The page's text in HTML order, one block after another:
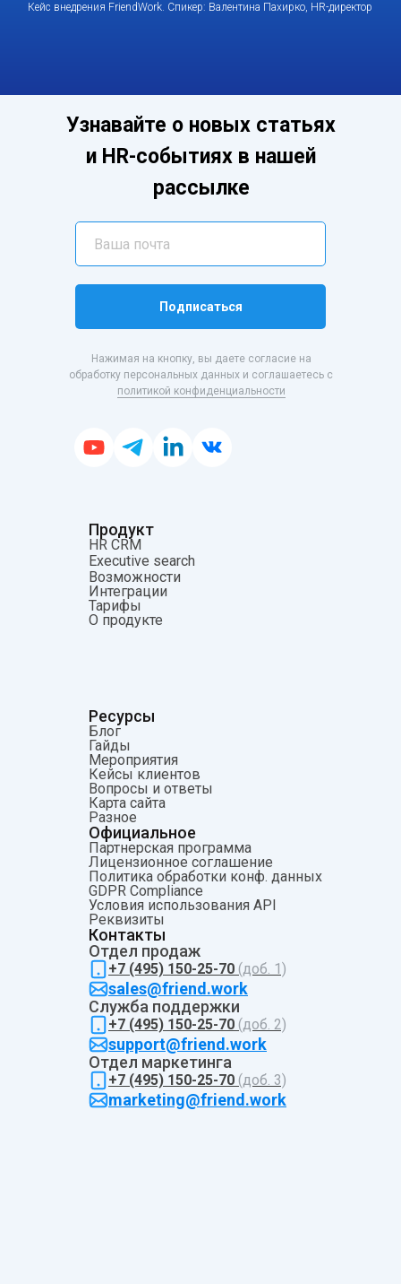
Кейс внедрения FriendWork. Спикер: Валентина Пахирко, HR-директор
Подписаться
Нажимая на кнопку, вы даете согласие на
обработку персональных данных и соглашаетесь с
политикой конфиденциальности
Узнавайте о новых статьях
и HR-событиях в нашей
рассылке
Продукт
HR CRM
Executive search
Возможности
Интеграции
Тарифы
О продукте
Ресурсы
Блог
Гайды
Мероприятия
Кейсы клиентов
Вопросы и ответы
Карта сайта
Разное
Официальное
Партнерская программа
Лицензионное соглашение
Политика обработки конф. данных
GDPR Compliance
Условия использования API
Pеквизиты
Контакты
Отдел продаж
+7 (495) 150-25-70 (доб. 1)
sales@friend.work
Служба поддержки
+7 (495) 150-25-70 (доб. 2)
support@friend.work
Отдел маркетинга
+7 (495) 150-25-70 (доб. 3)
marketing@friend.work